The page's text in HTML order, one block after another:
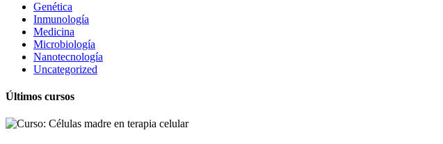
Genética
Inmunología
Medicina
Microbiología
Nanotecnología
Uncategorized
Últimos cursos